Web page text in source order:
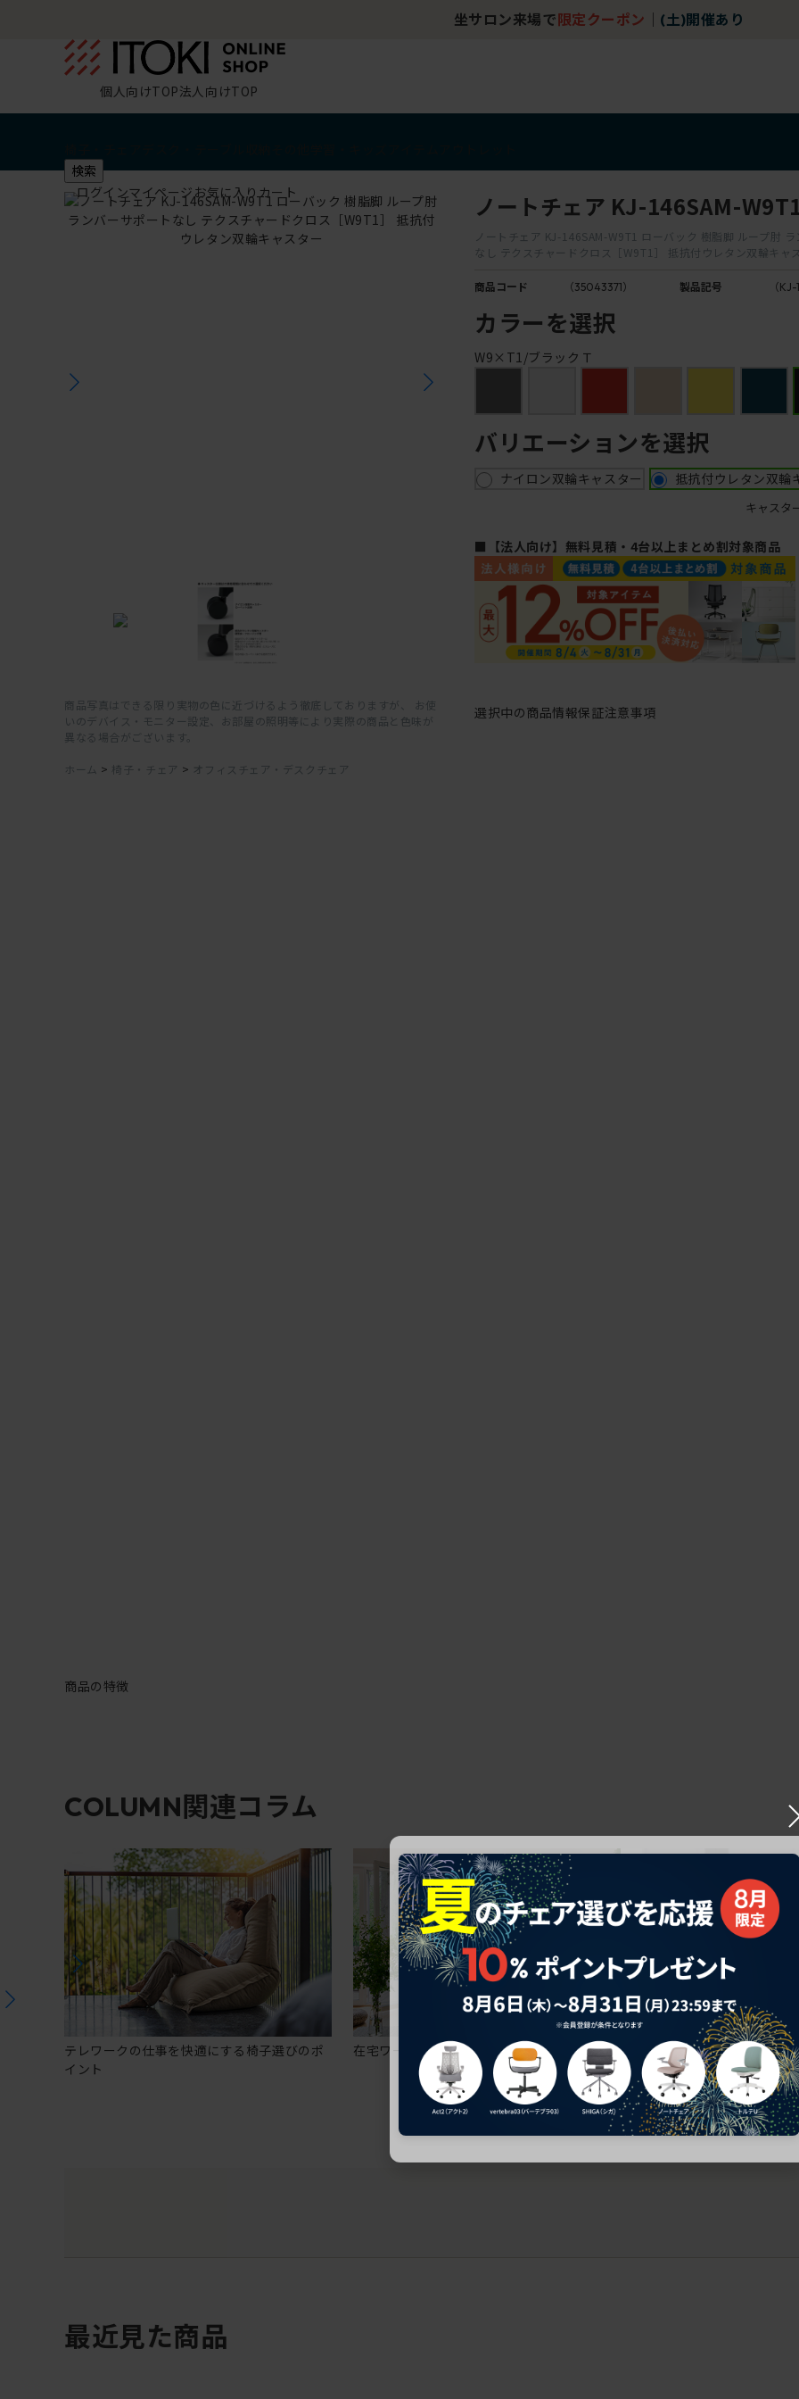
坐サロン来場で 限定クーポン (土)開催あり
個人向けTOP法人向けTOP
検索
ログインマイページお気に入りカート
商品写真はできる限り実物の色に近づけるよう徹底しておりますが、 お使
いのデバイス・モニター設定、お部屋の照明等により実際の商品と色味が
異なる場合がございます。
ホーム > 椅子・チェア > オフィスチェア・デスクチェア
ノートチェア KJ-146SAM-
ノートチェア KJ-146SAM-W9T1 ローバック 樹脂脚 ループ肘
なし テクスチャードクロス［W9T1］ 抵抗付ウレタン双輪キャ
商品コード （35043371） 製品記号 （
カラーを選択
W9×T1/ブラックＴ
バリエーションを選択
ナイロン双輪キャスター 抵抗付ウレタン双輪
キャスタ
■【法人向け】無料見積・4台以上まとめ割対象商品
選択中の商品情報保証注意事項
商品の特徴
COLUMN関連コラム
テレワークの仕事を快適にする椅子選びのポ
イント
在宅ワークにおすすめのオフィスチェア5選
椅子に座っているのに疲
疲れにくいチェアの選び方
最近見た商品